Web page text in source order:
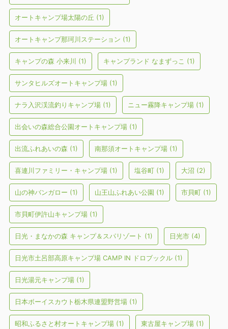
オートキャンプ場太陽の丘 (1)
オートキャンプ那珂川ステーション (1)
キャンプの森 小来川 (1) キャンプランド なまずっこ (1)
サンタヒルズオートキャンプ場 (1)
ナラ入沢渓流釣りキャンプ場 (1) ニュー霧降キャンプ場 (1)
出会いの森総合公園オートキャンプ場 (1)
出流ふれあいの森 (1) 南那須オートキャンプ場 (1)
喜連川ファミリー・キャンプ場 (1) 塩谷町 (1) 大沼 (2)
山の神バンガロー (1) 山王山ふれあい公園 (1) 市貝町 (1)
市貝町伊許山キャンプ場 (1)
日光・まなかの森 キャンプ＆スパリゾート (1) 日光市 (4)
日光市土呂部高原キャンプ場 CAMP IN ドロブックル (1)
日光湯元キャンプ場 (1)
日本ボーイスカウト栃木県連盟野営場 (1)
昭和ふるさと村オートキャンプ場 (1) 東古屋キャンプ場 (1)